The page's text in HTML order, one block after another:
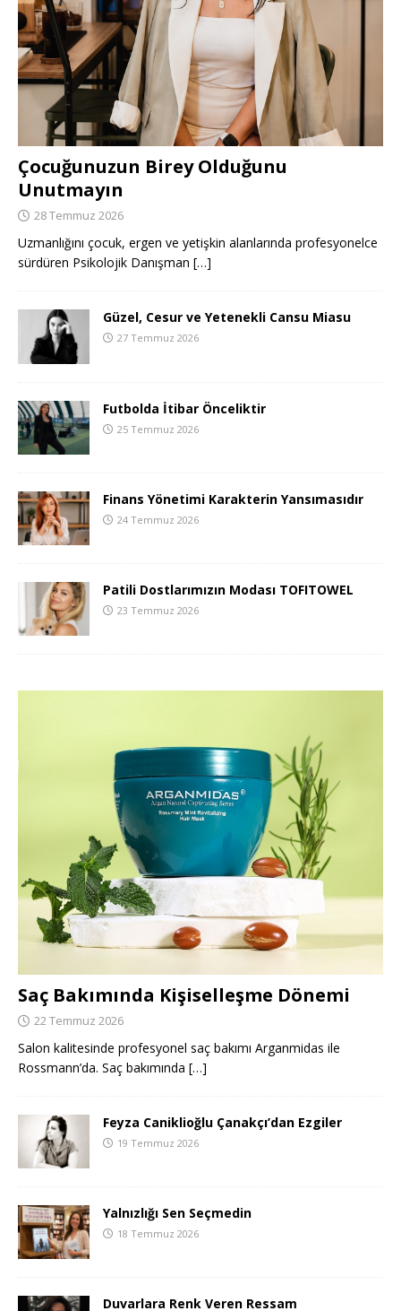
Çocuğunuzun Birey Olduğunu
Unutmayın
28 Temmuz 2026
Uzmanlığını çocuk, ergen ve yetişkin alanlarında profesyonelce
sürdüren Psikolojik Danışman […]
Güzel, Cesur ve Yetenekli Cansu Miasu
27 Temmuz 2026
Futbolda İtibar Önceliktir
25 Temmuz 2026
Finans Yönetimi Karakterin Yansımasıdır
24 Temmuz 2026
Patili Dostlarımızın Modası TOFITOWEL
23 Temmuz 2026
Saç Bakımında Kişiselleşme Dönemi
22 Temmuz 2026
Salon kalitesinde profesyonel saç bakımı Arganmidas ile
Rossmann’da. Saç bakımında […]
Feyza Caniklioğlu Çanakçı’dan Ezgiler
19 Temmuz 2026
Yalnızlığı Sen Seçmedin
18 Temmuz 2026
Duvarlara Renk Veren Ressam